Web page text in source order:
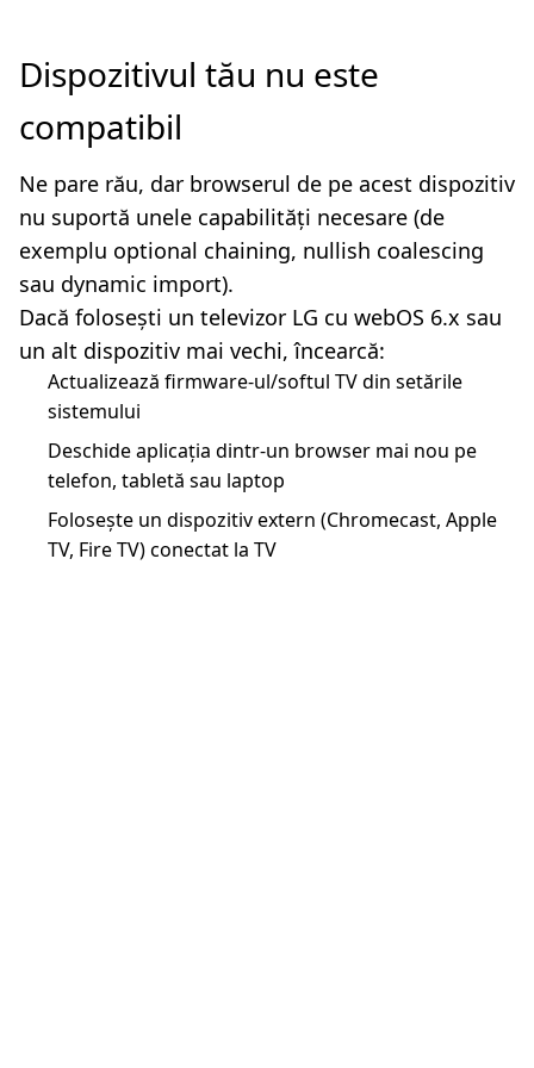
Dispozitivul tău nu este
compatibil
Ne pare rău, dar browserul de pe acest dispozitiv
nu suportă unele capabilități necesare (de
exemplu optional chaining, nullish coalescing
sau dynamic import).
Dacă folosești un televizor LG cu webOS 6.x sau
un alt dispozitiv mai vechi, încearcă:
Actualizează firmware-ul/softul TV din setările
sistemului
Deschide aplicația dintr-un browser mai nou pe
telefon, tabletă sau laptop
Folosește un dispozitiv extern (Chromecast, Apple
TV, Fire TV) conectat la TV